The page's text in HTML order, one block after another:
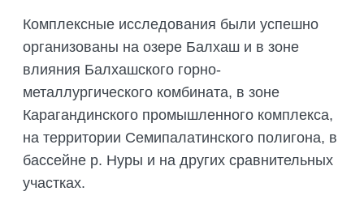
Комплексные исследования были успешно
организованы на озере Балхаш и в зоне
влияния Балхашского горно-
металлургического комбината, в зоне
Карагандинского промышленного комплекса,
на территории Семипалатинского полигона, в
бассейне р. Нуры и на других сравнительных
участках.